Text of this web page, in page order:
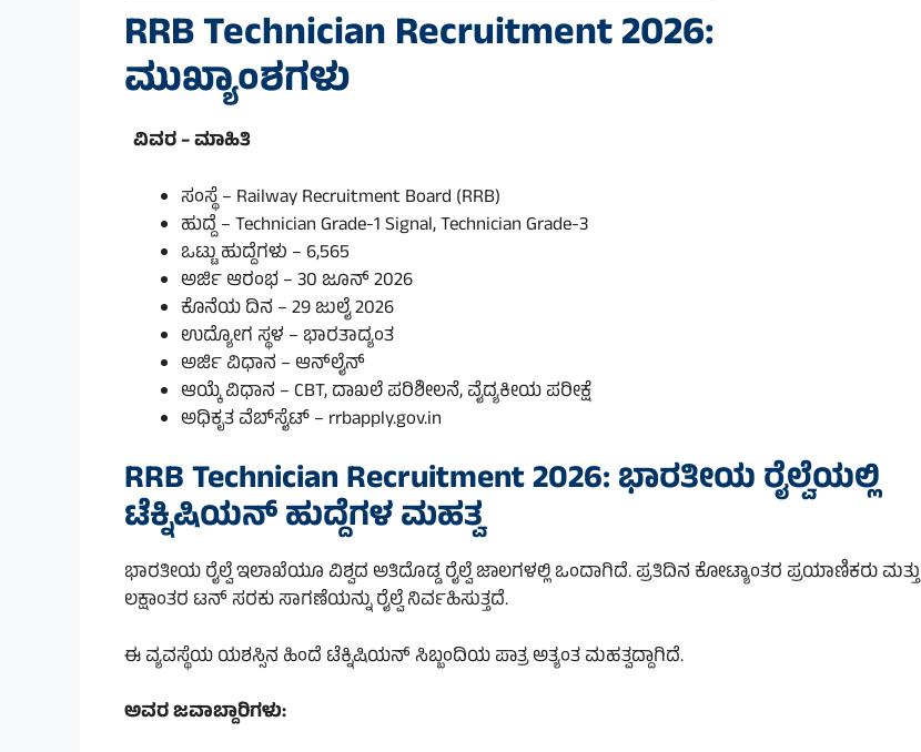
RRB Technician Recruitment 2026:
ಮುಖ್ಯಾಂಶಗಳು
ವಿವರ – ಮಾಹಿತಿ
ಸಂಸ್ಥೆ – Railway Recruitment Board (RRB)
ಹುದ್ದೆ – Technician Grade-1 Signal, Technician Grade-3
ಒಟ್ಟು ಹುದ್ದೆಗಳು – 6,565
ಅರ್ಜಿ ಆರಂಭ – 30 ಜೂನ್ 2026
ಕೊನೆಯ ದಿನ – 29 ಜುಲೈ 2026
ಉದ್ಯೋಗ ಸ್ಥಳ – ಭಾರತಾದ್ಯಂತ
ಅರ್ಜಿ ವಿಧಾನ – ಆನ್‌ಲೈನ್
ಆಯ್ಕೆ ವಿಧಾನ – CBT, ದಾಖಲೆ ಪರಿಶೀಲನೆ, ವೈದ್ಯಕೀಯ ಪರೀಕ್ಷೆ
ಅಧಿಕೃತ ವೆಬ್‌ಸೈಟ್ – rrbapply.gov.in
RRB Technician Recruitment 2026: ಭಾರತೀಯ ರೈಲ್ವೆಯಲ್ಲಿ
ಟೆಕ್ನಿಷಿಯನ್ ಹುದ್ದೆಗಳ ಮಹತ್ವ
ಭಾರತೀಯ ರೈಲ್ವೆ ಇಲಾಖೆಯೂ ವಿಶ್ವದ ಅತಿದೊಡ್ಡ ರೈಲ್ವೆ ಜಾಲಗಳಲ್ಲಿ ಒಂದಾಗಿದೆ. ಪ್ರತಿದಿನ ಕೋಟ್ಯಾಂತರ ಪ್ರಯಾಣಿಕರು ಮತ್ತು
ಲಕ್ಷಾಂತರ ಟನ್ ಸರಕು ಸಾಗಣೆಯನ್ನು ರೈಲ್ವೆ ನಿರ್ವಹಿಸುತ್ತದೆ.
ಈ ವ್ಯವಸ್ಥೆಯ ಯಶಸ್ಸಿನ ಹಿಂದೆ ಟೆಕ್ನಿಷಿಯನ್ ಸಿಬ್ಬಂದಿಯ ಪಾತ್ರ ಅತ್ಯಂತ ಮಹತ್ವದ್ದಾಗಿದೆ.
ಅವರ ಜವಾಬ್ದಾರಿಗಳು: